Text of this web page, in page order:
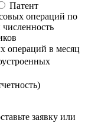
Патент
операций по
операций в месяц
заявку или